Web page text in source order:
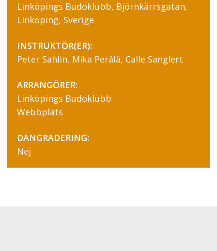
Linköpings Budoklubb, Björnkärrsgatan,
Linköping, Sverige
INSTRUKTÖR(ER):
Peter Sahlin, Mika Perälä, Calle Sanglert
ARRANGÖRER:
Linköpings Budoklubb
Webbplats
DANGRADERING:
Nej